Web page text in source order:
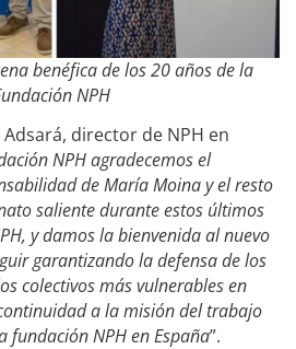
benéfica de los 20 años de la
NPH
director de NPH en
NPH agradecemos el
de María Moina y el resto
saliente durante estos últimos
y damos la bienvenida al nuevo
garantizando la defensa de los
colectivos más vulnerables en
a la misión del trabajo
fundación NPH en España”.